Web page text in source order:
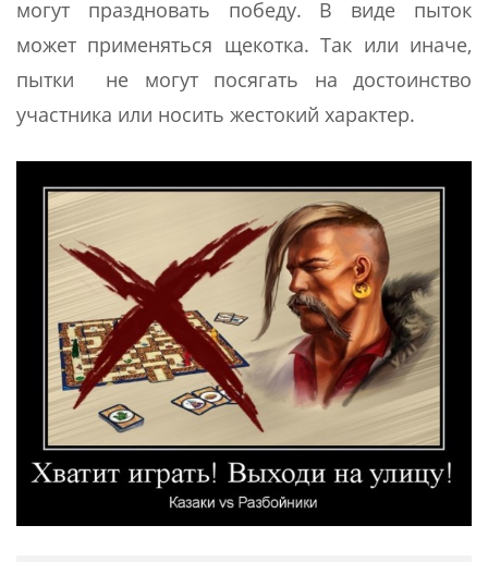
могут праздновать победу. В виде пыток
может применяться щекотка. Так или иначе,
пытки не могут посягать на достоинство
участника или носить жестокий характер.